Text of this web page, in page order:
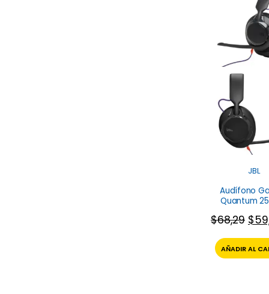
JBL
Audífono
Quantum
$68,29 $
AÑADIR AL